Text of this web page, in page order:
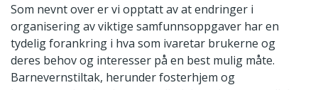
Som nevnt over er vi opptatt av at endringer i
organisering av viktige samfunnsoppgaver har en
tydelig forankring i hva som ivaretar brukerne og
deres behov og interesser på en best mulig måte.
Barnevernstiltak, herunder fosterhjem og